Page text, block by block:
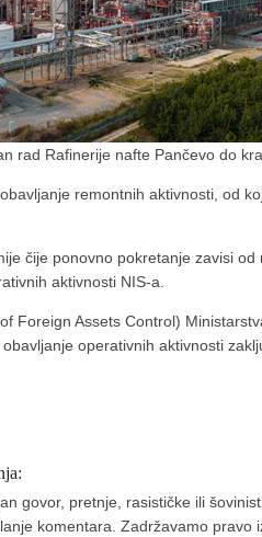
rad Rafinerije nafte Pančevo do
remontnih aktivnosti, od
čije ponovno pokretanje zavisi
aktivnosti NIS-a.
Foreign Assets Control)
operativnih aktivnosti
govor, pretnje, rasističke ili
komentara. Zadržavamo